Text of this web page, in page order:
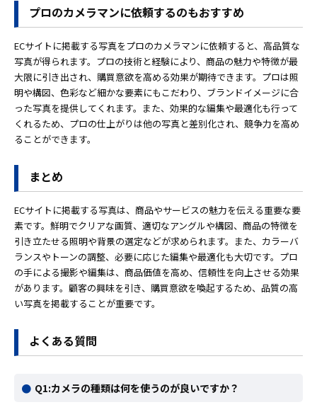
プロのカメラマンに依頼するのもおすすめ
ECサイトに掲載する写真をプロのカメラマンに依頼すると、高品質な
写真が得られます。プロの技術と経験により、商品の魅力や特徴が最
大限に引き出され、購買意欲を高める効果が期待できます。プロは照
明や構図、色彩など細かな要素にもこだわり、ブランドイメージに合
った写真を提供してくれます。また、効果的な編集や最適化も行って
くれるため、プロの仕上がりは他の写真と差別化され、競争力を高め
ることができます。
まとめ
ECサイトに掲載する写真は、商品やサービスの魅力を伝える重要な要
素です。鮮明でクリアな画質、適切なアングルや構図、商品の特徴を
引き立たせる照明や背景の選定などが求められます。また、カラーバ
ランスやトーンの調整、必要に応じた編集や最適化も大切です。プロ
の手による撮影や編集は、商品価値を高め、信頼性を向上させる効果
があります。顧客の興味を引き、購買意欲を喚起するため、品質の高
い写真を掲載することが重要です。
よくある質問
Q1:カメラの種類は何を使うのが良いですか？